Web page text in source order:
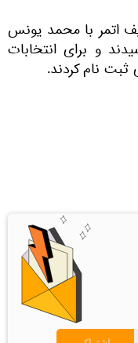
اتمر با محمد یونس
و برای انتخابات
نام کردند.